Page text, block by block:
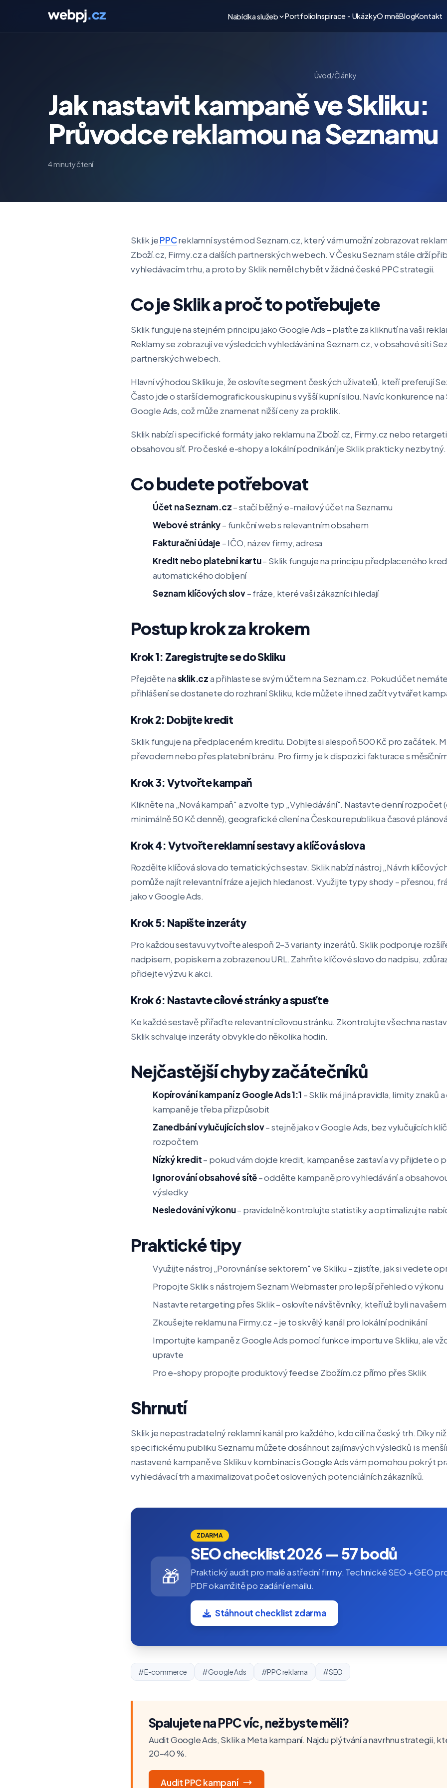
Nabídka služeb PortfolioInspirace - UkázkyO mněBlogKontakt
Úvod/Články
Jak nastavit kampaně ve Skliku:
Průvodce reklamou na Seznamu
4 minuty čtení
Sklik jePPCreklamní systém od Seznam.cz, který vám umožní zobrazovat
Zboží.cz, Firmy.cz a dalších partnerských webech. V Česku Seznam stále drží
vyhledávacím trhu, a proto by Sklik neměl chybět v žádné české PPC strategii.
Co je Sklik a proč to potřebujete
Sklik funguje na stejném principu jako Google Ads – platíte za kliknutí na vaši
Reklamy se zobrazují ve výsledcích vyhledávání na Seznam.cz, v obsahové síti
partnerských webech.
Hlavní výhodou Skliku je, že oslovíte segment českých uživatelů, kteří preferují
Často jde o starší demografickou skupinu s vyšší kupní silou. Navíc konkurence na
Google Ads, což může znamenat nižší ceny za proklik.
Sklik nabízí i specifické formáty jako reklamu na Zboží.cz, Firmy.cz nebo
obsahovou síť. Pro české e-shopy a lokální podnikání je Sklik prakticky nezbytný.
Co budete potřebovat
Účet na Seznam.cz– stačí běžný e-mailový účet na Seznamu
Webové stránky– funkční web s relevantním obsahem
Fakturační údaje – IČO, název firmy, adresa
Kredit nebo platební kartu– Sklik funguje na principu předplaceného
automatického dobíjení
Seznam klíčových slov– fráze, které vaši zákazníci hledají
Postup krok za krokem
Krok 1: Zaregistrujte se do Skliku
Přejděte nasklik.cza přihlaste se svým účtem na Seznam.cz. Pokud účet
přihlášení se dostanete do rozhraní Skliku, kde můžete ihned začít vytvářet
Krok 2: Dobijte kredit
Sklik funguje na předplaceném kreditu. Dobijte si alespoň 500 Kč pro začátek.
převodem nebo přes platební bránu. Pro firmy je k dispozici fakturace s
Krok 3: Vytvořte kampaň
Klikněte na „Nová kampaň" a zvolte typ „Vyhledávání". Nastavte denní
minimálně 50 Kč denně), geografické cílení na Českou republiku a časové
Krok 4: Vytvořte reklamní sestavy a klíčová slova
Rozdělte klíčová slova do tematických sestav. Sklik nabízí nástroj „Návrh
pomůže najít relevantní fráze a jejich hledanost. Využijte typy shody – přesnou,
jako v Google Ads.
Krok 5: Napište inzeráty
Pro každou sestavu vytvořte alespoň 2–3 varianty inzerátů. Sklik podporuje
nadpisem, popiskem a zobrazenou URL. Zahrňte klíčové slovo do nadpisu,
přidejte výzvu k akci.
Krok 6: Nastavte cílové stránky a spusťte
Ke každé sestavě přiřaďte relevantní cílovou stránku. Zkontrolujte všechna
Sklik schvaluje inzeráty obvykle do několika hodin.
Nejčastější chyby začátečníků
Kopírování kampaní z Google Ads 1:1 – Sklik má jiná pravidla, limity znaků
kampaně je třeba přizpůsobit
Zanedbání vylučujících slov– stejně jako v Google Ads, bez vylučujících
rozpočtem
Nízký kredit– pokud vám dojde kredit, kampaně se zastaví a vy přijdete o
Ignorování obsahové sítě– oddělte kampaně pro vyhledávání a
výsledky
Nesledování výkonu– pravidelně kontrolujte statistiky a optimalizujte
Praktické tipy
Využijte nástroj „Porovnání se sektorem" ve Skliku – zjistíte, jak si vedete
Propojte Sklik s nástrojem Seznam Webmaster pro lepší přehled o výkonu
Nastavte retargeting přes Sklik – oslovíte návštěvníky, kteří už byli na
Zkoušejte reklamu na Firmy.cz – je to skvělý kanál pro lokální podnikání
Importujte kampaně z Google Ads pomocí funkce importu ve Skliku, ale
upravte
Pro e-shopy propojte produktový feed se Zbožím.cz přímo přes Sklik
Shrnutí
Sklik je nepostradatelný reklamní kanál pro každého, kdo cílí na český trh. Díky
specifickému publiku Seznamu můžete dosáhnout zajímavých výsledků i s
nastavené kampaně ve Skliku v kombinaci s Google Ads vám pomohou pokrýt
vyhledávací trh a maximalizovat počet oslovených potenciálních zákazníků.
🎁
ZDARMA
SEO checklist 2026 — 57 bodů
Praktický audit pro malé a střední firmy. Technické SEO + GEO
PDF okamžitě po zadání emailu.
Stáhnout checklist zdarma
#E-commerce #Google Ads #PPC reklama #SEO
Spalujete na PPC víc, než byste měli?
Audit Google Ads, Sklik a Meta kampaní. Najdu plýtvání a navrhnu strategii,
20–40 %.
Audit PPC kampaní